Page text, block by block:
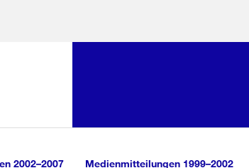
2002–2007 Medienmitteilungen 1999–2002